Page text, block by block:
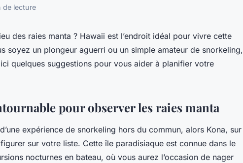
de lecture
des raies manta ? Hawaii est l’endroit idéal pour vivre cette
soyez un plongeur aguerri ou un simple amateur de snorkeling,
quelques suggestions pour vous aider à planifier votre
pour observer les raies manta
expérience de snorkeling hors du commun, alors Kona, sur
sur votre liste. Cette île paradisiaque est connue dans le
nocturnes en bateau, où vous aurez l’occasion de nager